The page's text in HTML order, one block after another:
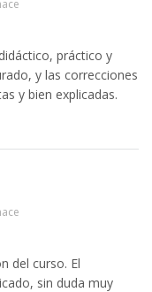
práctico y
y las correcciones
y bien explicadas.
del curso. El
sin duda muy